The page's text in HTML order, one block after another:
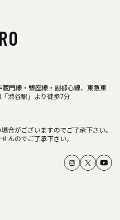
門線・銀座線・副都心線、東急東
渋谷駅」より徒歩7分
合がございますのでご了承下さい。
んのでご了承下さい。